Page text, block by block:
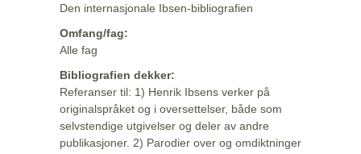
Den internasjonale Ibsen-bibliografien
Omfang/fag:
Alle fag
Bibliografien dekker:
Referanser til: 1) Henrik Ibsens verker på
originalspråket og i oversettelser, både som
selvstendige utgivelser og deler av andre
publikasjoner. 2) Parodier over og omdiktninger